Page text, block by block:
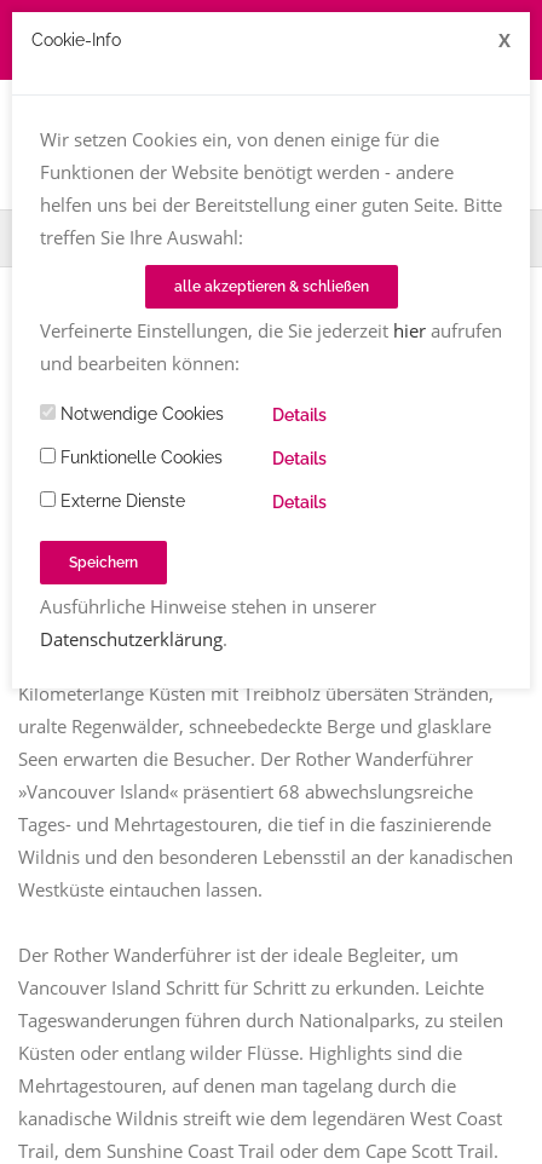
Home TT-Magazin Buchvorstellung
BUCHVORSTELLUNG
Vancouver Island
Schmidt
Sunshine Coast, Nord-Vancouver bis Whistler
Verena Schmidt Kommentare
Vancouver Island an der kanadischen Pazifikküste ist ein
Kilometerlange Küsten mit Treibholz übersäten Stränden,
uralte Regenwälder, schneebedeckte Berge und glasklare
Seen erwarten die Besucher. Der Rother Wanderführer
»Vancouver Island« präsentiert 68 abwechslungsreiche
Tages- und Mehrtagestouren, die tief in die faszinierende
Wildnis und den besonderen Lebensstil an der kanadischen
Westküste eintauchen lassen.
Der Rother Wanderführer ist der ideale Begleiter, um
Vancouver Island Schritt für Schritt zu erkunden. Leichte
Tageswanderungen führen durch Nationalparks, zu steilen
Küsten oder entlang wilder Flüsse. Highlights sind die
Mehrtagestouren, auf denen man tagelang durch die
kanadische Wildnis streift wie dem legendären West Coast
Trail, dem Sunshine Coast Trail oder dem Cape Scott Trail.
Cookie-Info X
Wir setzen Cookies ein, von denen einige für die
Funktionen der Website benötigt werden - andere
helfen uns bei der Bereitstellung einer guten Seite. Bitte
treffen Sie Ihre Auswahl:
alle akzeptieren & schließen
Verfeinerte Einstellungen, die Sie jederzeit hieraufrufen
und bearbeiten können:
Notwendige Cookies Details
Funktionelle Cookies Details
Externe Dienste Details
Speichern
Ausführliche Hinweise stehen in unserer
Datenschutzerklärung.